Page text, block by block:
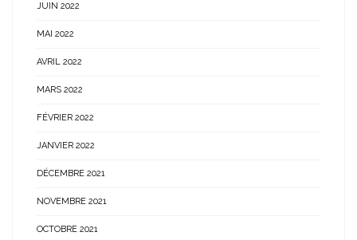
JUIN 2022
MAI 2022
AVRIL 2022
MARS 2022
FÉVRIER 2022
JANVIER 2022
DÉCEMBRE 2021
NOVEMBRE 2021
OCTOBRE 2021